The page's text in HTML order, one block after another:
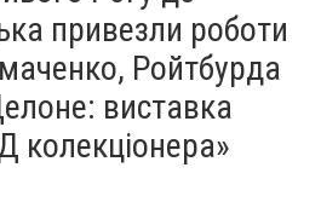
привезли роботи
Ройтбурда
виставка
колекціонера»